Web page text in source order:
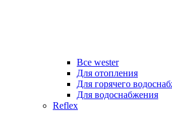
Все wester
Для отопления
Для горячего
Для водоснабжения
Reflex